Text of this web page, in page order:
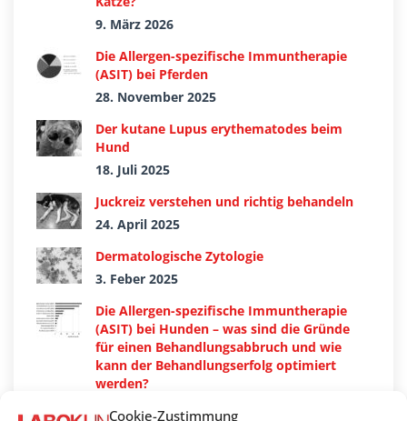
Cookie-Zustimmung
9. März 2026
Die Allergen-spezifische Immuntherapie
(ASIT) bei Pferden
28. November 2025
Der kutane Lupus erythematodes beim
Hund
18. Juli 2025
Juckreiz verstehen und richtig behandeln
24. April 2025
Dermatologische Zytologie
3. Feber 2025
Die Allergen-spezifische Immuntherapie
(ASIT) bei Hunden – was sind die Gründe
für einen Behandlungsabbruch und wie
kann der Behandlungserfolg optimiert
werden?